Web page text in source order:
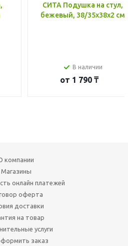
СИТА Подушка на стул,
бежевый, 38/35x38x2 см
В наличии
от 1 790 ₸
компании
Магазины
онлайн платежей
оферта
доставки
на товар
услуги
заказ